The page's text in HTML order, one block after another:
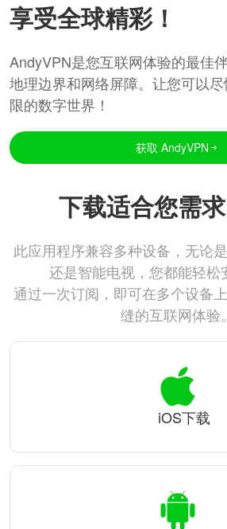
享受全球精彩！
AndyVPN是您互联网体验的最佳
地理边界和网络屏障。让您可以
限的数字世界！
获取 AndyVPN
下载适合您需
此应用程序兼容多种设备，无论
还是智能电视，您都能轻松
通过一次订阅，即可在多个设备
缝的互联网体验。
iOS下载